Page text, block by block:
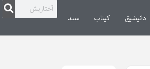
دانیشیق کیتاب سند